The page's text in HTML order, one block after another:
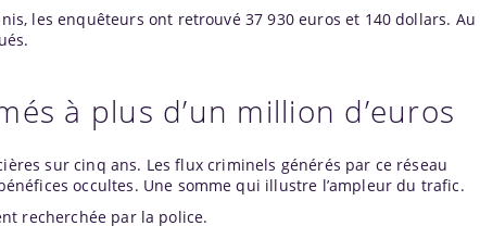
, les enquêteurs ont retrouvé 37 930 euros et 140 dollars. Au
à plus d’un million d’euros
sur cinq ans. Les flux criminels générés par ce réseau
occultes. Une somme qui illustre l’ampleur du trafic.
recherchée par la police.